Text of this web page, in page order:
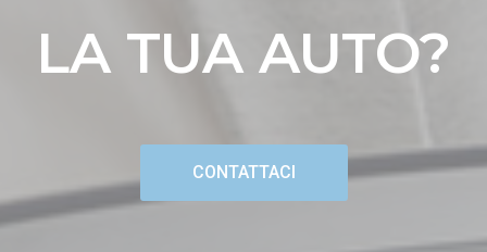
LA TUA AUTO?
CONTATTACI